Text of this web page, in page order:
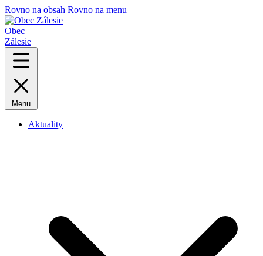
Rovno na obsah Rovno na menu
Obec
Zálesie
Menu
Aktuality